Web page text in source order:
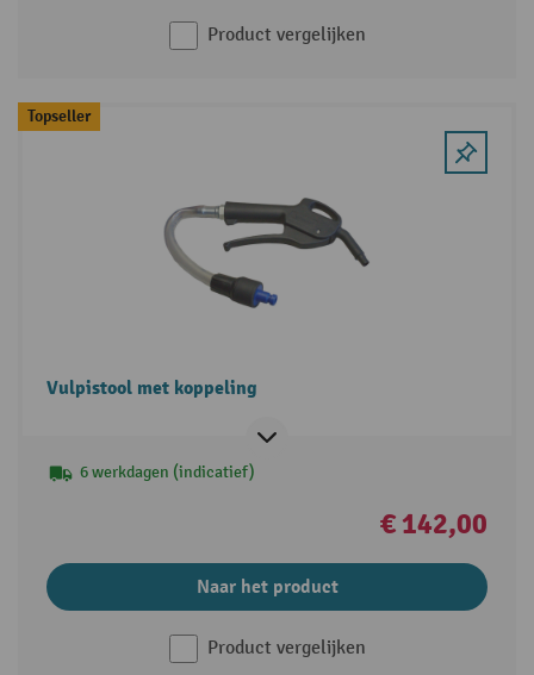
Product vergelijken
Topseller
Vulpistool met koppeling
6 werkdagen (indicatief)
€ 142,00
Naar het product
Product vergelijken